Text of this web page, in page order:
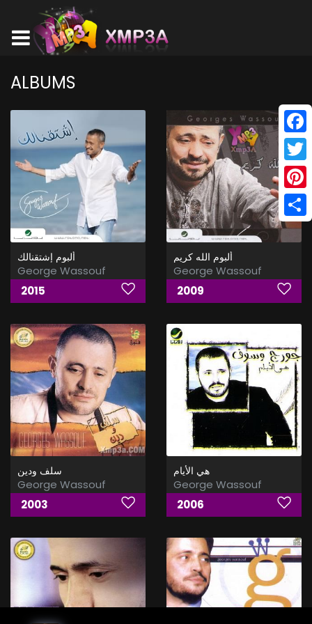
ALBUMS
ألبوم إشتقنالك
George Wassouf
2015
ألبوم الله كريم
George Wassouf
2009
سلف ودين
George Wassouf
2003
هي الأيام
George Wassouf
2006